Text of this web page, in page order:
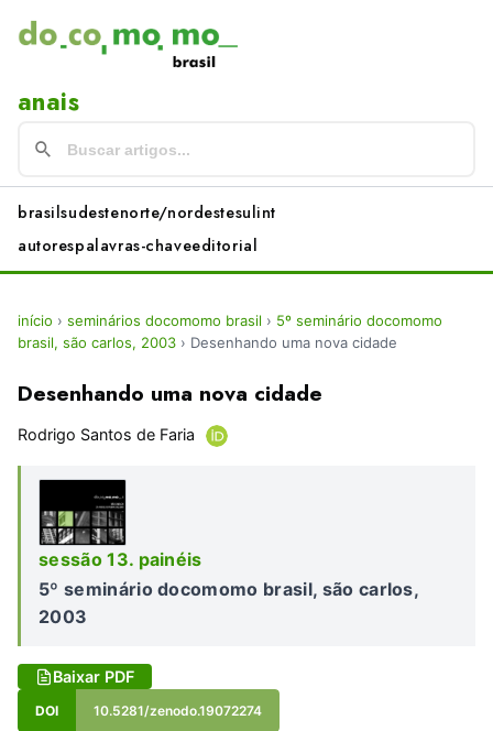
anais
brasilsudestenorte/nordestesulint
autorespalavras-chaveeditorial
início › seminários docomomo brasil › 5º seminário docomomo
brasil, são carlos, 2003 › Desenhando uma nova cidade
Desenhando uma nova cidade
Rodrigo Santos de Faria
sessão 13. painéis
5º seminário docomomo brasil, são carlos,
2003
Baixar PDF
DOI 10.5281/zenodo.19072274